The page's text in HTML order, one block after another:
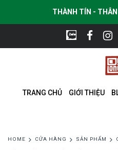
THÀNH TÍN -
TRANG CHỦ GIỚI THIỆU
HOME CỬA HÀNG SẢN PHẨM